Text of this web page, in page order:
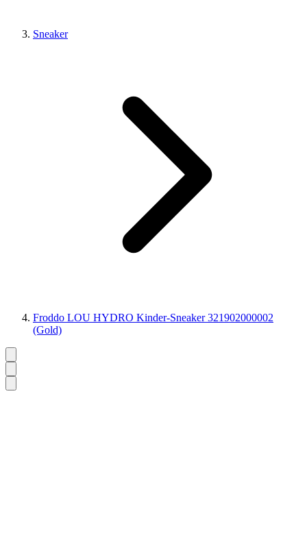
Sneaker
Froddo LOU HYDRO Kinder-Sneaker 321902000002
(Gold)